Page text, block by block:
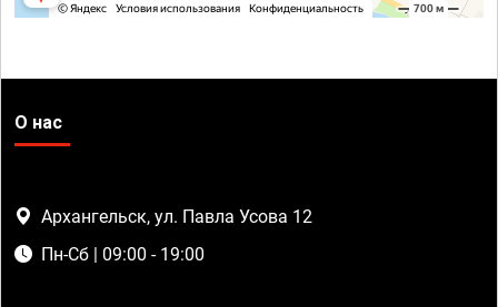
О нас
Архангельск, ул. Павла Усова 12
Пн-Сб | 09:00 - 19:00